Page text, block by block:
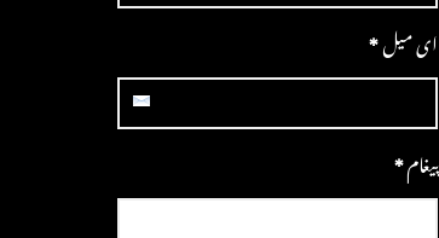
ای میل*
پیغام*